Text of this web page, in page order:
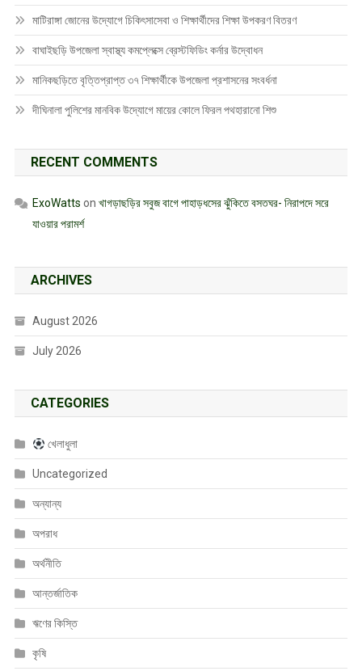
মাটিরাঙ্গা জোনের উদ্যোগে চিকিৎসাসেবা ও শিক্ষার্থীদের শিক্ষা উপকরণ বিতরণ
বাঘাইছড়ি উপজেলা স্বাস্থ্য কমপ্লেক্সে ব্রেস্টফিডিং কর্নার উদ্বোধন
মানিকছড়িতে বৃত্তিপ্রাপ্ত ৩৭ শিক্ষার্থীকে উপজেলা প্রশাসনের সংবর্ধনা
দীঘিনালা পুলিশের মানবিক উদ্যোগে মায়ের কোলে ফিরল পথহারানো শিশু
RECENT COMMENTS
ExoWatts on খাগড়াছড়ির সবুজ বাগে পাহাড়ধসের ঝুঁকিতে বসতঘর- নিরাপদে সরে
যাওয়ার পরামর্শ
ARCHIVES
August 2026
July 2026
CATEGORIES
খেলাধুলা
Uncategorized
অন্যান্য
অপরাধ
অর্থনীতি
আন্তর্জাতিক
ঋণের কিস্তি
কৃষি